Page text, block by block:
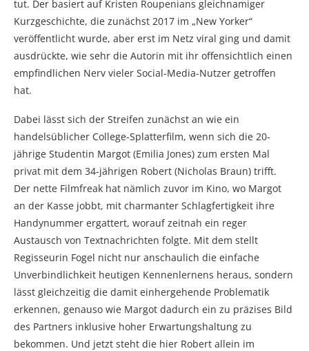
tut. Der basiert auf Kristen Roupenians gleichnamiger
Kurzgeschichte, die zunächst 2017 im „New Yorker“
veröffentlicht wurde, aber erst im Netz viral ging und damit
ausdrückte, wie sehr die Autorin mit ihr offensichtlich einen
empfindlichen Nerv vieler Social-Media-Nutzer getroffen
hat.
Dabei lässt sich der Streifen zunächst an wie ein
handelsüblicher College-Splatterfilm, wenn sich die 20-
jährige Studentin Margot (Emilia Jones) zum ersten Mal
privat mit dem 34-jährigen Robert (Nicholas Braun) trifft.
Der nette Filmfreak hat nämlich zuvor im Kino, wo Margot
an der Kasse jobbt, mit charmanter Schlagfertigkeit ihre
Handynummer ergattert, worauf zeitnah ein reger
Austausch von Textnachrichten folgte. Mit dem stellt
Regisseurin Fogel nicht nur anschaulich die einfache
Unverbindlichkeit heutigen Kennenlernens heraus, sondern
lässt gleichzeitig die damit einhergehende Problematik
erkennen, genauso wie Margot dadurch ein zu präzises Bild
des Partners inklusive hoher Erwartungshaltung zu
bekommen. Und jetzt steht die hier Robert allein im